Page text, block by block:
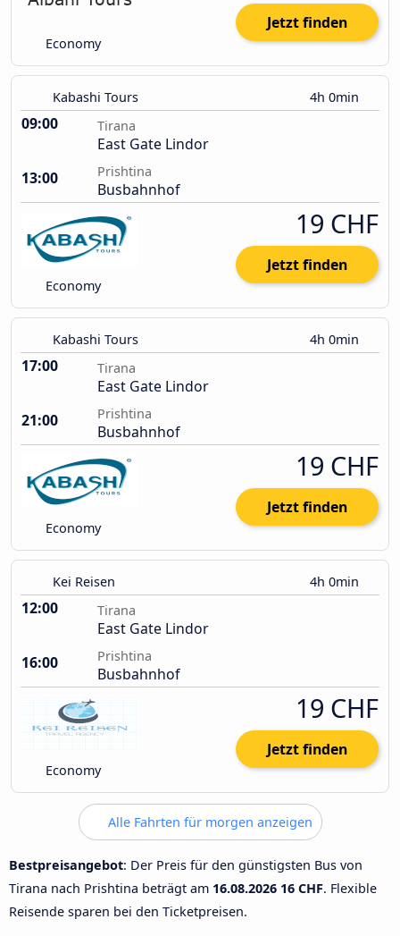
Economy
Jetzt finden
Kabashi Tours 4h 0min
09:00 Tirana
East Gate Lindor
13:00
Prishtina
Busbahnhof
Economy
19 CHF
Jetzt finden
Kabashi Tours 4h 0min
17:00 Tirana
East Gate Lindor
21:00
Prishtina
Busbahnhof
Economy
19 CHF
Jetzt finden
Kei Reisen 4h 0min
12:00 Tirana
East Gate Lindor
16:00
Prishtina
Busbahnhof
Economy
19 CHF
Jetzt finden
Alle Fahrten für morgen anzeigen
Bestpreisangebot: Der Preis für den günstigsten Bus von
Tirana nach Prishtina beträgt am 16.08.2026 16 CHF. Flexible
Reisende sparen bei den Ticketpreisen.